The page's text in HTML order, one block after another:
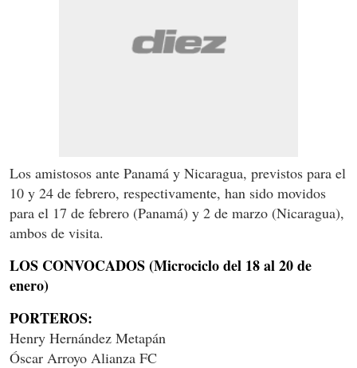
Los amistosos ante Panamá y Nicaragua, previstos para el
10 y 24 de febrero, respectivamente, han sido movidos
para el 17 de febrero (Panamá) y 2 de marzo (Nicaragua),
ambos de visita.
LOS CONVOCADOS (Microciclo del 18 al 20 de
enero)
PORTEROS:
Henry Hernández Metapán
Óscar Arroyo Alianza FC